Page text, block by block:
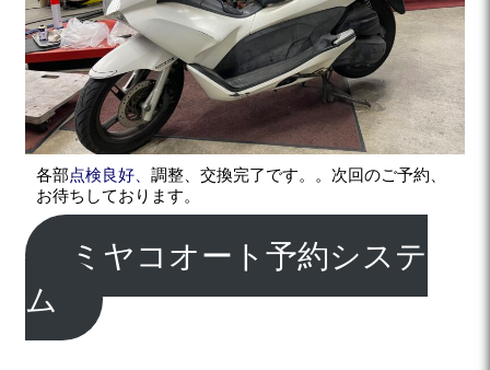
各部点検良好、調整、交換完了です。。次回のご予約、
お待ちしております。
ミヤコオート予約システ
ム